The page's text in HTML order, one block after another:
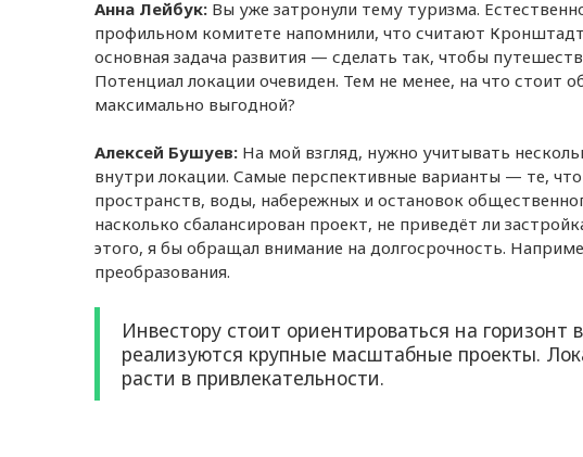
Анна Лейбук: Вы уже затронули тему туризма.
профильном комитете напомнили, что считают
основная задача развития — сделать так, чтобы
Потенциал локации очевиден. Тем не менее, на что стоит
максимально выгодной?
Алексей Бушуев: На мой взгляд, нужно учитывать
внутри локации. Самые перспективные варианты — те,
пространств, воды, набережных и остановок
насколько сбалансирован проект, не приведёт ли
этого, я бы обращал внимание на долгосрочность.
преобразования.
Инвестору стоит ориентироваться на
реализуются крупные масштабные проекты.
расти в привлекательности.